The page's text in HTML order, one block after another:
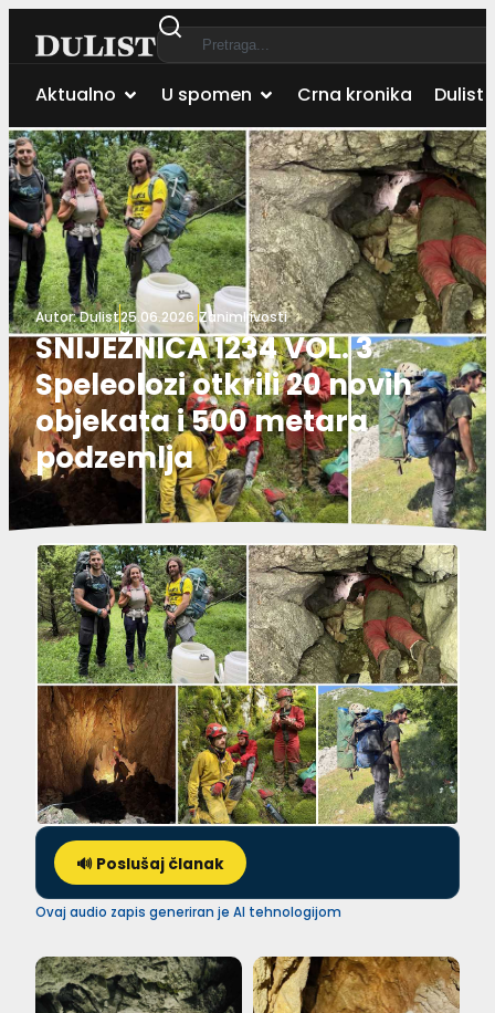
Aktualno U spomen Crna kronika Dulist
Autor:Dulist25.06.2026.Zanimljivosti
SNIJEŽNICA 1234 VOL. 3
Speleolozi otkrili 20 novih
objekata i 500 metara
podzemlja
🔊 Poslušaj članak
Ovaj audio zapis generiran je AI tehnologijom